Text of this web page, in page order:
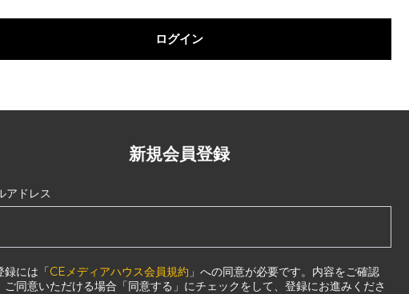
ログイン
新規会員登録
アドレス
録には「CEメディアハウス会員規約 」への同意が必要です。内容をご確認
ご同意いただける場合「同意する」にチェックをして、登録にお進みくださ